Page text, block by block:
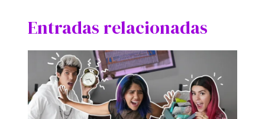
Entradas relacionadas